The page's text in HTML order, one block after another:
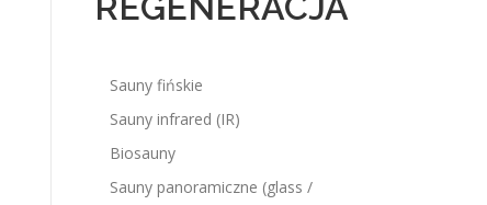
Sauny fińskie
Sauny infrared (IR)
Biosauny
Sauny panoramiczne (glass /